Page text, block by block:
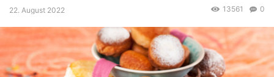
22. August 2022 0
13561